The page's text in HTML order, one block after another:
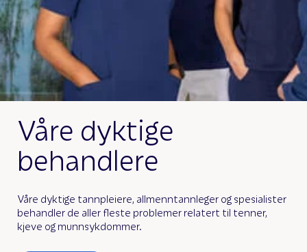
Våre dyktige
behandlere
Våre dyktige tannpleiere, allmenntannleger og spesialister
behandler de aller fleste problemer relatert til tenner,
kjeve og munnsykdommer.